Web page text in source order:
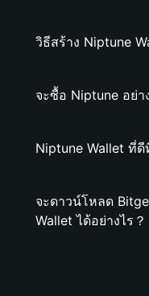
วิธีสร้าง Niptune
จะซื้อ Niptune อย่า
Niptune Wallet ที่
จะดาวน์โหลด
Wallet ได้อย่างไร？